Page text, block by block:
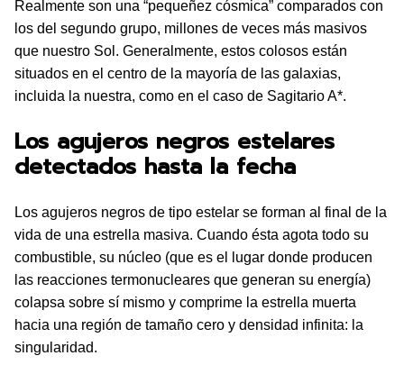
Realmente son una “pequeñez cósmica” comparados con
los del segundo grupo, millones de veces más masivos
que nuestro Sol. Generalmente, estos colosos están
situados en el centro de la mayoría de las galaxias,
incluida la nuestra, como en el caso de Sagitario A*.
Los agujeros negros estelares
detectados hasta la fecha
Los agujeros negros de tipo estelar se forman al final de la
vida de una estrella masiva. Cuando ésta agota todo su
combustible, su núcleo (que es el lugar donde producen
las reacciones termonucleares que generan su energía)
colapsa sobre sí mismo y comprime la estrella muerta
hacia una región de tamaño cero y densidad infinita: la
singularidad.